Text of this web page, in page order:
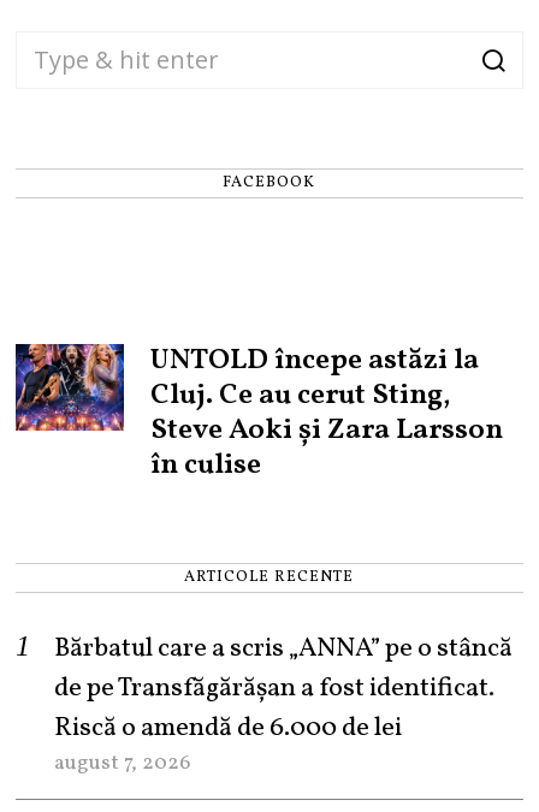
FACEBOOK
UNTOLD începe astăzi la
Cluj. Ce au cerut Sting,
Steve Aoki și Zara Larsson
în culise
ARTICOLE RECENTE
Bărbatul care a scris „ANNA” pe o stâncă
de pe Transfăgărășan a fost identificat.
Riscă o amendă de 6.000 de lei
august 7, 2026